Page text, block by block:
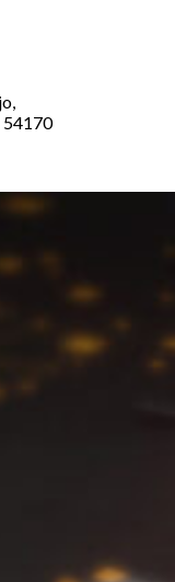
54170